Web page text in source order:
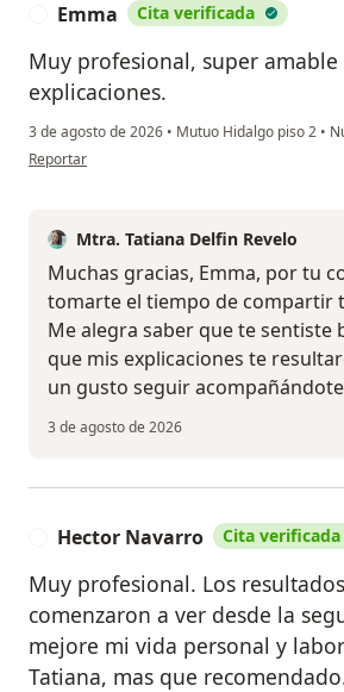
Emma Cita verificada
Muy profesional, super amable
explicaciones.
3 de agosto de 2026 • Mutuo Hidalgo piso 2 •
en opinión del usuario Emma
Reportar
Mtra. Tatiana Delfin Revelo
Muchas gracias, Emma, por tu
tomarte el tiempo de compartir
Me alegra saber que te sentiste
que mis explicaciones te
un gusto seguir
3 de agosto de 2026
Hector Navarro Cita verificada
Muy profesional. Los
comenzaron a ver desde la
mejore mi vida personal y
Tatiana, mas que